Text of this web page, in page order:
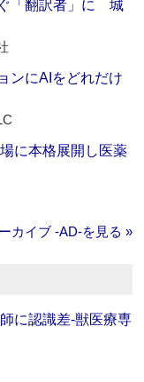
ぐ「翻訳者」に 城
ンにAIをどれだけ
に本格展開し医薬
カイブ ‐AD‐を見る »
に認識差‐獣医療専